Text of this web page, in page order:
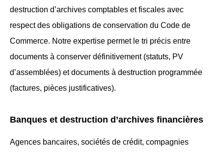
destruction d’archives comptables et fiscales avec
respect des obligations de conservation du Code de
Commerce. Notre expertise permet le tri précis entre
documents à conserver définitivement (statuts, PV
d’assemblées) et documents à destruction programmée
(factures, pièces justificatives).
Banques et destruction d’archives financières
Agences bancaires, sociétés de crédit, compagnies